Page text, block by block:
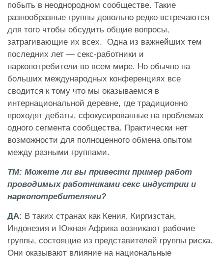
побыть в неоднородном сообществе. Такие
разнообразные группы довольно редко встречаются
для того чтобы обсудить общие вопросы,
затрагивающие их всех. Одна из важнейших тем
последних лет — секс-работники и
наркопотребители во всем мире. Но обычно на
больших международных конференциях все
сводится к тому что мы оказываемся в
интернациональной деревне, где традиционно
проходят дебаты, сфокусированные на проблемах
одного сегмента сообщества. Практически нет
возможности для полноценного обмена опытом
между разными группами.
ТМ: Можете ли вы привести пример работ
проводимых работниками секс индустрии и
наркопотребителями?
ДА: В таких странах как Кения, Киргизстан,
Индонезия и Южная Африка возникают рабочие
группы, состоящие из представителей группы риска.
Они оказывают влияние на национальные